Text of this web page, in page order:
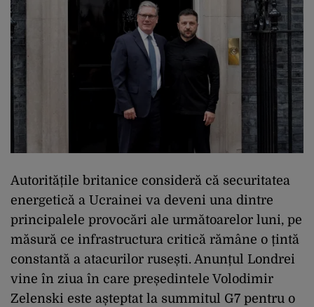
Autoritățile britanice consideră că securitatea
energetică a Ucrainei va deveni una dintre
principalele provocări ale următoarelor luni, pe
măsură ce infrastructura critică rămâne o țintă
constantă a atacurilor rusești. Anunțul Londrei
vine în ziua în care președintele Volodimir
Zelenski este așteptat la summitul G7 pentru o